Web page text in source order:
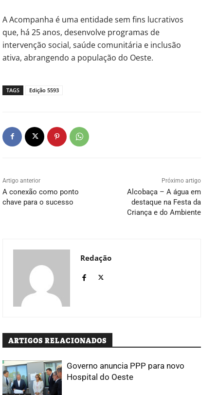
A Acompanha é uma entidade sem fins lucrativos
que, há 25 anos, desenvolve programas de
intervenção social, saúde comunitária e inclusão
ativa, abrangendo a população do Oeste.
TAGS Edição 5593
Artigo anterior
A conexão como ponto
chave para o sucesso
Próximo artigo
Alcobaça – A água em
destaque na Festa da
Criança e do Ambiente
Redação
ARTIGOS RELACIONADOS
Governo anuncia PPP para novo
Hospital do Oeste